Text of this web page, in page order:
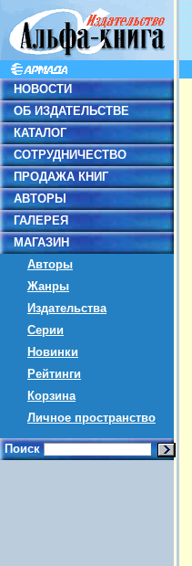
НОВОСТИ
ОБ ИЗДАТЕЛЬСТВЕ
КАТАЛОГ
СОТРУДНИЧЕСТВО
ПРОДАЖА КНИГ
АВТОРЫ
ГАЛЕРЕЯ
МАГАЗИН
Авторы
Жанры
Издательства
Серии
Новинки
Рейтинги
Корзина
Личное пространство
Поиск